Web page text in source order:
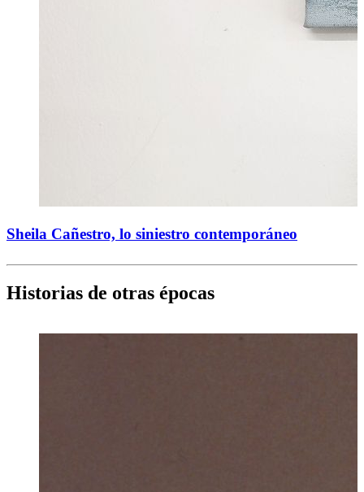
Sheila Cañestro, lo siniestro contemporáneo
Historias de otras épocas